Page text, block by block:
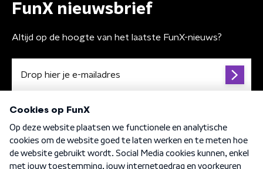
FunX nieuwsbrief
Altijd op de hoogte van het laatste FunX-nieuws?
Algemene voorwaarden Privacybeleid